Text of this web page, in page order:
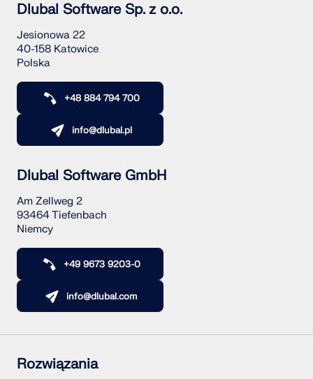
Dlubal Software Sp. z o.o.
Jesionowa 22
40-158 Katowice
Polska
+48 884 794 700
info@dlubal.pl
Dlubal Software GmbH
Am Zellweg 2
93464 Tiefenbach
Niemcy
+49 9673 9203-0
info@dlubal.com
Rozwiązania